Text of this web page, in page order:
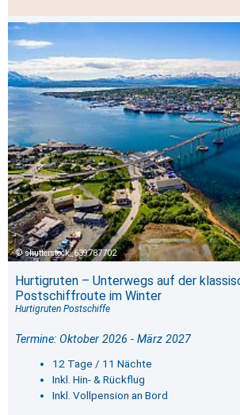
shutterstock_639787702
Hurtigruten – Unterwegs auf der
Postschiffroute im Winter
Hurtigruten Postschiffe
Termine: Oktober 2026 - März 2027
12 Tage / 11 Nächte
Inkl. Hin- & Rückflug
Inkl. Vollpension an Bord